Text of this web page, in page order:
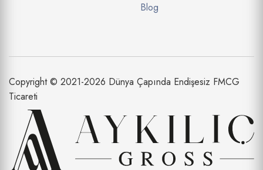
Blog
Copyright © 2021-2026 Dünya Çapında Endişesiz FMCG
Ticareti